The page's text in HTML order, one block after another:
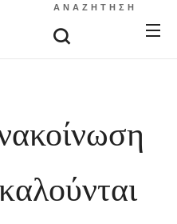
ΑΝΑΖΉΤΗΣΗ